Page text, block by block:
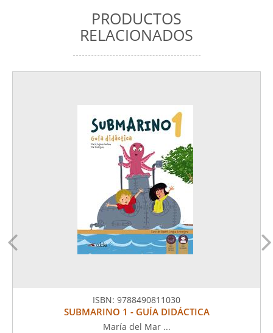
PRODUCTOS
RELACIONADOS
ISBN: 9788490811030
SUBMARINO 1 - GUÍA DIDÁCTICA
María del Mar ...